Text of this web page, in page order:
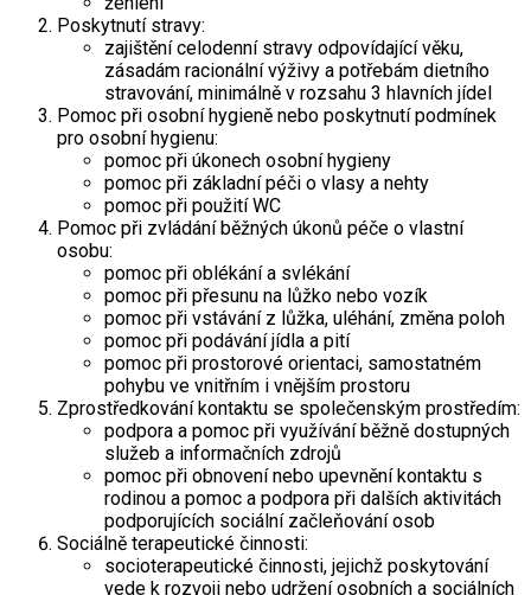
Poskytnutí stravy:
zajištění celodenní stravy odpovídající věku,
zásadám racionální výživy a potřebám dietního
stravování, minimálně v rozsahu 3 hlavních jídel
Pomoc při osobní hygieně nebo poskytnutí podmínek
pro osobní hygienu:
pomoc při úkonech osobní hygieny
pomoc při základní péči o vlasy a nehty
pomoc při použití WC
Pomoc při zvládání běžných úkonů péče o vlastní
osobu:
pomoc při oblékání a svlékání
pomoc při přesunu na lůžko nebo vozík
pomoc při vstávání z lůžka, uléhání, změna poloh
pomoc při podávání jídla a pití
pomoc při prostorové orientaci, samostatném
pohybu ve vnitřním i vnějším prostoru
Zprostředkování kontaktu se společenským prostředím:
podpora a pomoc při využívání běžně dostupných
služeb a informačních zdrojů
pomoc při obnovení nebo upevnění kontaktu s
rodinou a pomoc a podpora při dalších aktivitách
podporujících sociální začleňování osob
Sociálně terapeutické činnosti:
socioterapeutické činnosti, jejichž poskytování
vede k rozvoji nebo udržení osobních a sociálních